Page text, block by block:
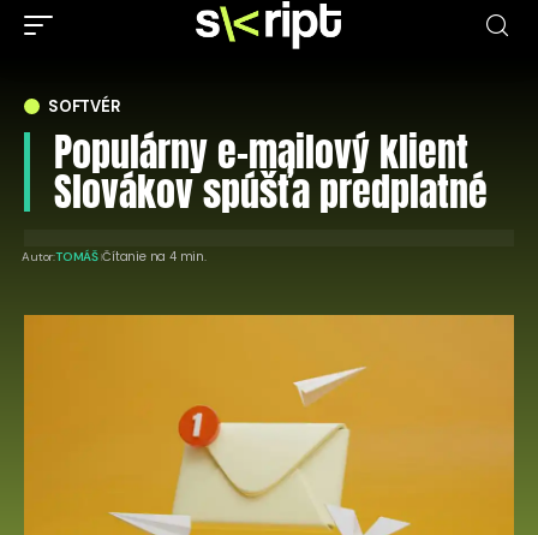
SOFTVÉR
Populárny e-mailový klient
Slovákov spúšťa predplatné
Autor:TOMÁŠ Čítanie na 4 min.